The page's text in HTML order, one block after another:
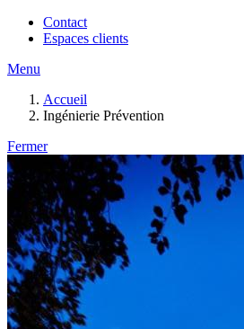
Contact
Espaces clients
Menu
Accueil
Ingénierie Prévention
Fermer